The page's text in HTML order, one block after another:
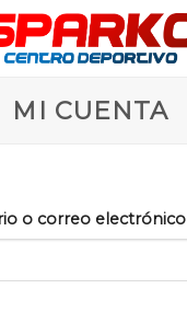
MI CUENTA
o correo electrónico